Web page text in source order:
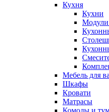
Кухня
Кухни
Модули
Мебель для
Шкафы
Кровати
Матрасы
Комоды и